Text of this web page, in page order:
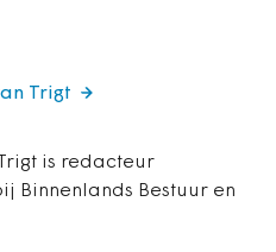
is redacteur
Binnenlands Bestuur en
Trigt